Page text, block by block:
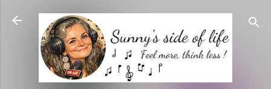
Direkt zum Hauptbereich